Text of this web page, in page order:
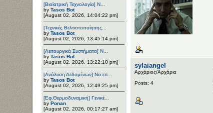
[Βιοϊατρική Τεχνολογία] Ν...
by Tasos Bot
[August 02, 2026, 14:04:22 pm]
[Τεχνικές Βελτιστοποίησης...
by Tasos Bot
[August 02, 2026, 13:45:14 pm]
[Λειτουργικά Συστήματα] Ν...
by Tasos Bot
[August 02, 2026, 13:22:10 pm]
[Ανάλυση Δεδομένων] Να επ...
by Tasos Bot
[August 02, 2026, 12:49:25 pm]
[Εφ.Θερμοδυναμική] Γενικέ...
by Ponan
[August 02, 2026, 00:17:27 am]
sylaiangel
Αρχάριος/Αρχάρια
Posts: 4